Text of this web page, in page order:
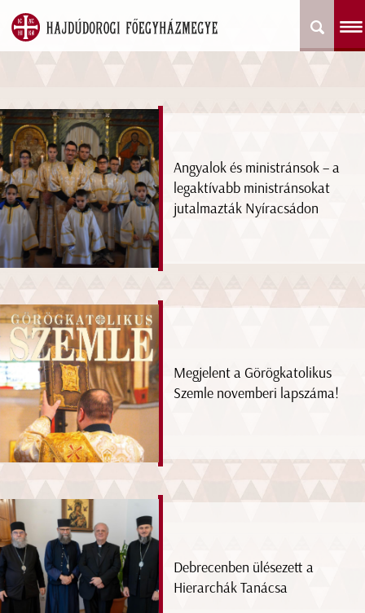
Angyalok és ministránsok – a
legaktívabb ministránsokat
jutalmazták Nyíracsádon
Megjelent a Görögkatolikus
Szemle novemberi lapszáma!
Debrecenben ülésezett a
Hierarchák Tanácsa